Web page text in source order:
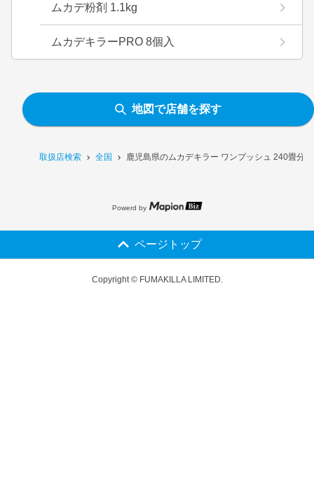
取扱店検索 全国 鹿児島県のムカデキラー ワンプッシュ 240畳分
ムカデ粉剤 1.1kg
ムカデキラーPRO 8個入
地図で店舗を探す
Powerd by
ページトップ
Copyright © FUMAKILLA LIMITED.